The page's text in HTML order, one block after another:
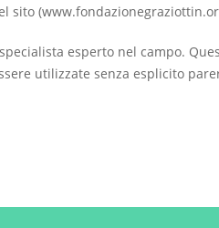
sito
esperto nel campo.
utilizzate senza esplicito